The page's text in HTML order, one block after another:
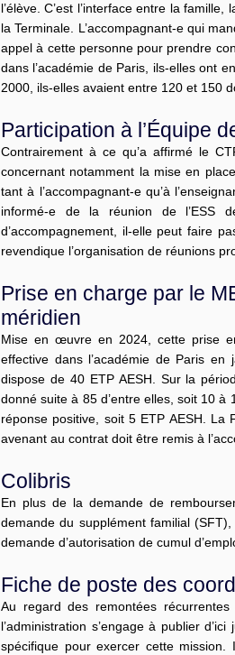
l’élève. C’est l’interface entre la
la Terminale. L’accompagnant-e qui
appel à cette personne pour prendre
dans l’académie de Paris, ils-elles ont
2000, ils-elles avaient entre 120 et 150
Participation à l’Équipe
Contrairement à ce qu’a affirmé le
concernant notamment la mise en
tant à l’accompagnant-e qu’à
informé-e de la réunion de l’ESS
d’accompagnement, il-elle peut faire
revendique l’organisation de réunions
Prise en charge par le
méridien
Mise en œuvre en 2024, cette prise
effective dans l’académie de Paris
dispose de 40 ETP AESH. Sur la
donné suite à 85 d’entre elles, soit 10
réponse positive, soit 5 ETP AESH. La
avenant au contrat doit être remis à
Colibris
En plus de la demande de
demande du supplément familial
demande d’autorisation de cumul
Fiche de poste des
Au regard des remontées
l’administration s’engage à publier
spécifique pour exercer cette mission.